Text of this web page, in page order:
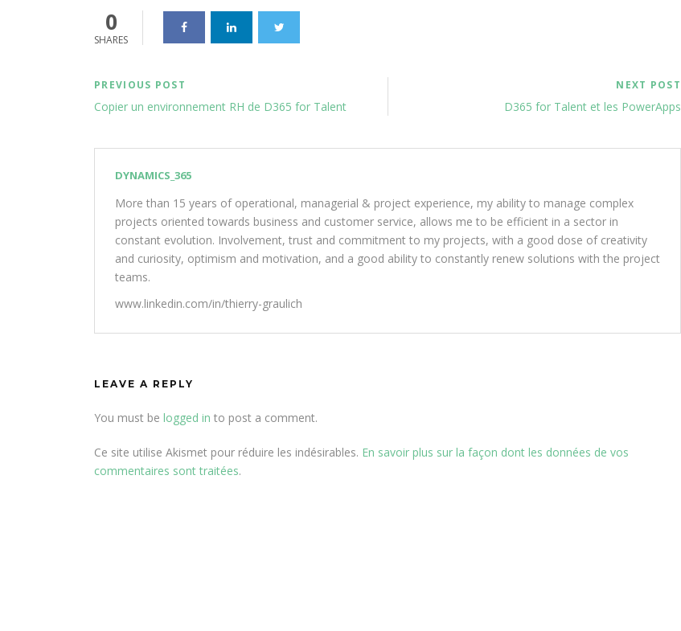
0
SHARES
PREVIOUS POST
Copier un environnement RH de D365 for Talent
NEXT POST
D365 for Talent et les PowerApps
DYNAMICS_365
More than 15 years of operational, managerial & project experience, my ability to manage complex
projects oriented towards business and customer service, allows me to be efficient in a sector in
constant evolution. Involvement, trust and commitment to my projects, with a good dose of creativity
and curiosity, optimism and motivation, and a good ability to constantly renew solutions with the project
teams.
www.linkedin.com/in/thierry-graulich
LEAVE A REPLY
You must be logged in to post a comment.
Ce site utilise Akismet pour réduire les indésirables. En savoir plus sur la façon dont les données de vos
commentaires sont traitées.